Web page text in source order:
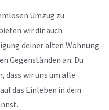
Umzug zu
wir dir auch
deiner alten Wohnung
Gegenständen an. Du
dass wir uns um alle
das Einleben in dein